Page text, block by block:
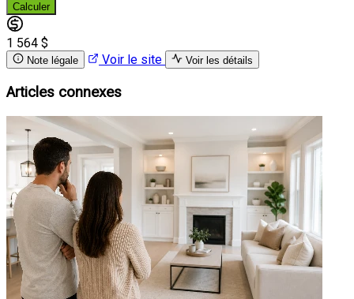
Calculer
1 564 $
Note légale Voir le site Voir les détails
Articles connexes